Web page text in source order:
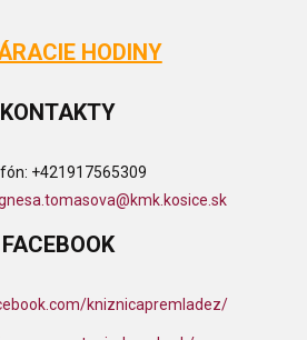
HODINY
KONTAKTY
+421917565309
FACEBOOK
kniznicapremladez/